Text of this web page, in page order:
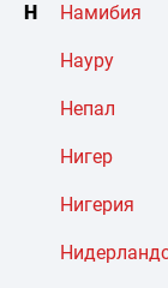
Н Намибия
Науру
Непал
Нигер
Нигерия